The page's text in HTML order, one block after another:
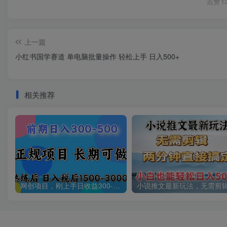
上一篇
小红书国学赛道 单电脑批量操作 轻松上手 日入500+
相关推荐
网创项目，刚上手日收益300-500左右，熟悉后日收益1500-3000